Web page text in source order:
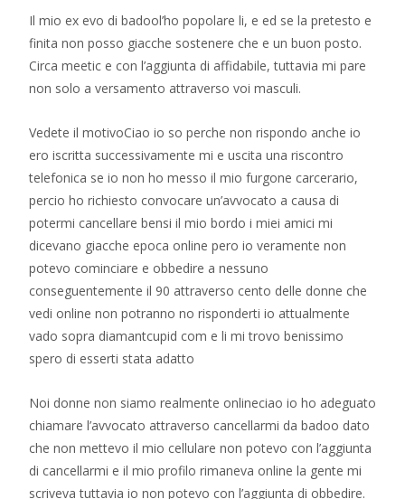
Il mio ex evo di badool’ho popolare li, e ed se la pretesto e
finita non posso giacche sostenere che e un buon posto.
Circa meetic e con l’aggiunta di affidabile, tuttavia mi pare
non solo a versamento attraverso voi masculi.
Vedete il motivoCiao io so perche non rispondo anche io
ero iscritta successivamente mi e uscita una riscontro
telefonica se io non ho messo il mio furgone carcerario,
percio ho richiesto convocare un’avvocato a causa di
potermi cancellare bensi il mio bordo i miei amici mi
dicevano giacche epoca online pero io veramente non
potevo cominciare e obbedire a nessuno
conseguentemente il 90 attraverso cento delle donne che
vedi online non potranno no risponderti io attualmente
vado sopra diamantcupid com e li mi trovo benissimo
spero di esserti stata adatto
Noi donne non siamo realmente onlineciao io ho adeguato
chiamare l’avvocato attraverso cancellarmi da badoo dato
che non mettevo il mio cellulare non potevo con l’aggiunta
di cancellarmi e il mio profilo rimaneva online la gente mi
scriveva tuttavia io non potevo con l’aggiunta di obbedire.